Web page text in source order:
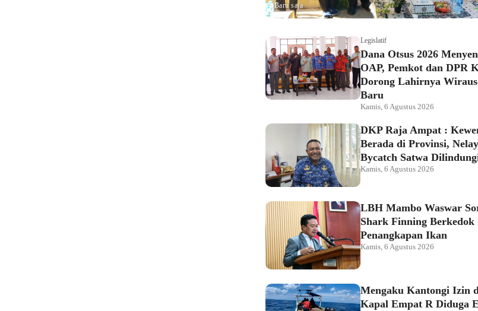
Baru saja
Legislatif
Dana Otsus 2026
OAP, Pemkot dan DPR
Dorong Lahirnya
Baru
Kamis, 6 Agustus 2026
DKP Raja Ampat :
Berada di Provinsi,
Bycatch Satwa
Kamis, 6 Agustus 2026
LBH Mambo Waswar
Shark Finning Berkedok
Penangkapan Ikan
Kamis, 6 Agustus 2026
Mengaku Kantongi Izin
Kapal Empat R Diduga